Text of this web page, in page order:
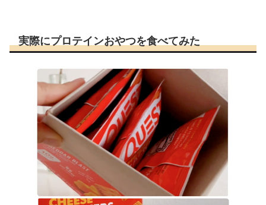
実際にプロテインおやつを食べてみた